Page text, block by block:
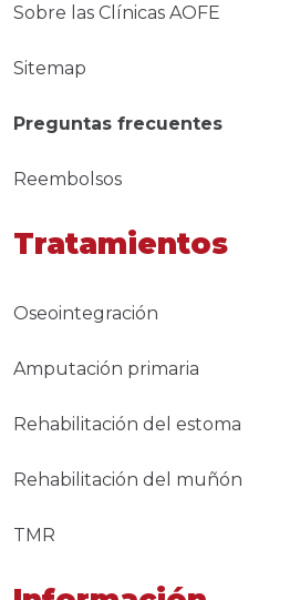
Sobre las Clínicas AOFE
Sitemap
Preguntas frecuentes
Reembolsos
Tratamientos
Oseointegración
Amputación primaria
Rehabilitación del estoma
Rehabilitación del muñón
TMR